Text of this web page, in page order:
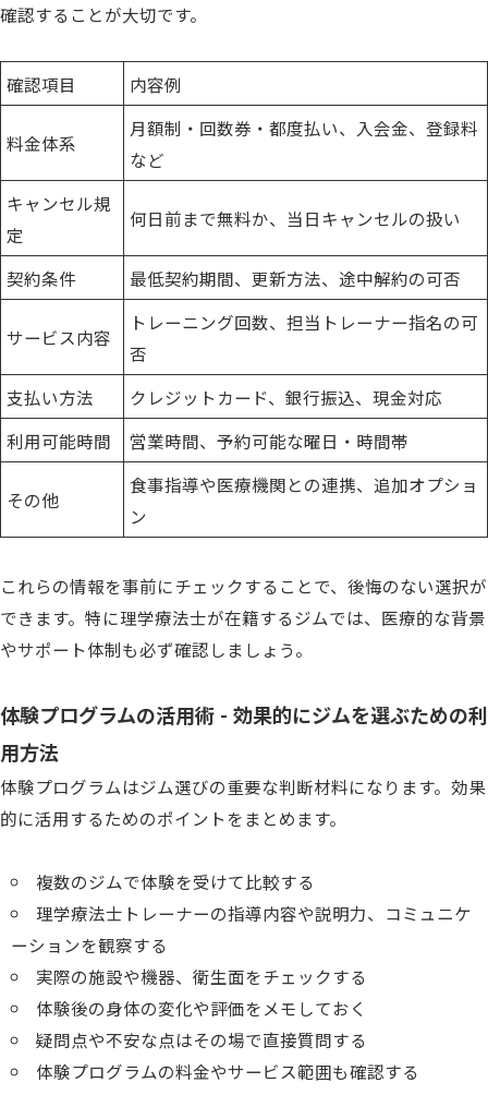
確認することが大切です。
確認項目 内容例
料金体系
月額制・回数券・都度払い、入会金、登録料
など
キャンセル規
定
何日前まで無料か、当日キャンセルの扱い
契約条件 最低契約期間、更新方法、途中解約の可否
サービス内容
トレーニング回数、担当トレーナー指名の可
否
支払い方法
クレジットカード、銀行振込、現金対応
利用可能時間
営業時間、予約可能な曜日・時間帯
その他
食事指導や医療機関との連携、追加オプショ
ン
これらの情報を事前にチェックすることで、後悔のない選択が
できます。特に理学療法士が在籍するジムでは、医療的な背景
やサポート体制も必ず確認しましょう。
体験プログラムの活用術 - 効果的にジムを選ぶための利
用方法
体験プログラムはジム選びの重要な判断材料になります。効果
的に活用するためのポイントをまとめます。
複数のジムで体験を受けて比較する
理学療法士トレーナーの指導内容や説明力、コミュニケ
ーションを観察する
実際の施設や機器、衛生面をチェックする
体験後の身体の変化や評価をメモしておく
疑問点や不安な点はその場で直接質問する
体験プログラムの料金やサービス範囲も確認する